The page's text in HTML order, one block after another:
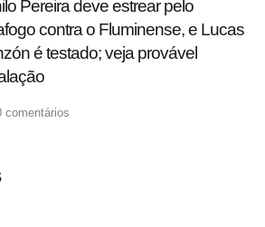
Pereira deve estrear pelo
contra o Fluminense, e Lucas
é testado; veja provável
comentários